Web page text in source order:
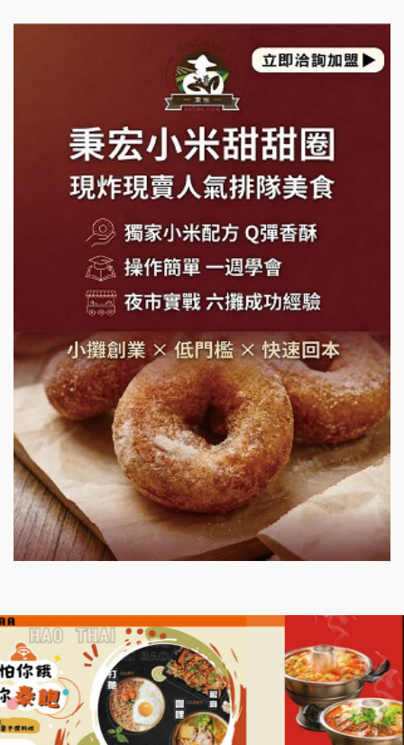
日十。早午食加盟說明會
莫尼早餐Morni加盟說明會
手作功夫茶加盟說明會
SHARE TEA歇腳亭加盟說明會
潮味決-湯滷專門店加盟說明會
鬍子茶加盟說明會
鮮茶道加盟說明會
微風亭鐵板燒加盟說明會
漫步藍咖啡加盟說明會
明石章魚燒加盟說明會
出櫃加盟說明會
千香漢堡加盟說明會
七盞茶加盟說明會
拉亞漢堡加盟說明會
杜芳子古味茶鋪加盟說明會